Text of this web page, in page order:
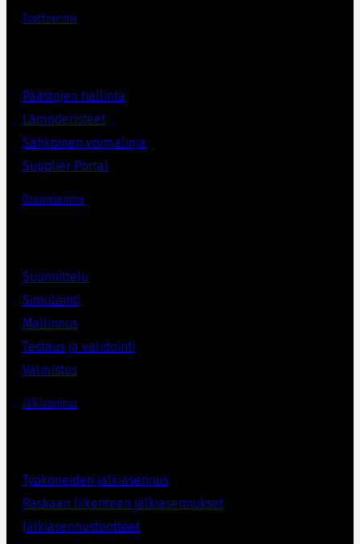
Tuotteemme
Päästöjen hallinta
Lämpöeristeet
Sähköinen voimalinja
Supplier Portal
Osaamisemme
Suunnittelu
Simulointi
Mallinnus
Testaus ja validointi
Valmistus
Jälkiasennus
Työkoneiden jälkiasennus
Raskaan liikenteen jälkiasennukset
Jälkiasennustuotteet